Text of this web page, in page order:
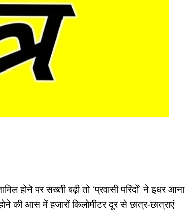
होने पर सख्ती बढ़ी तो ‘प्रवासी परिंदों’ ने इधर आना
की आस में हजारों किलोमीटर दूर से छात्र-छात्राएं